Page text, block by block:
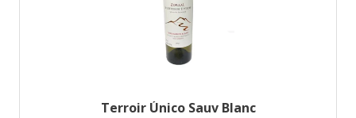
Terroir Único Sauv Blanc